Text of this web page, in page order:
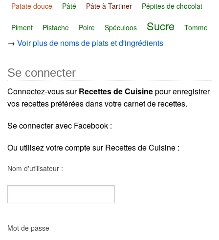
Patate douce
Pâté Pâte à Tartiner Pépites de chocolat
Piment Pistache Poire Spéculoos Sucre Tomme
→ Voir plus de noms de plats et d'ingrédients
Se connecter
Connectez-vous surRecettes de Cuisinepour enregistrer
vos recettes préférées dans votre carnet de recettes.
Se connecter avec Facebook :
Ou utilisez votre compte sur Recettes de Cuisine :
Nom d'utilisateur :
Mot de passe